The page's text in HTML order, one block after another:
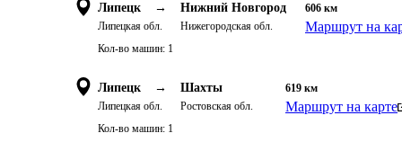
Липецк →
Липецкая обл.
Нижний Новгород
Нижегородская обл.
606 км
Маршрут на
Кол-во машин: 1
Липецк →
Липецкая обл.
Шахты
Ростовская обл.
619 км
Маршрут на карте
Кол-во машин: 1